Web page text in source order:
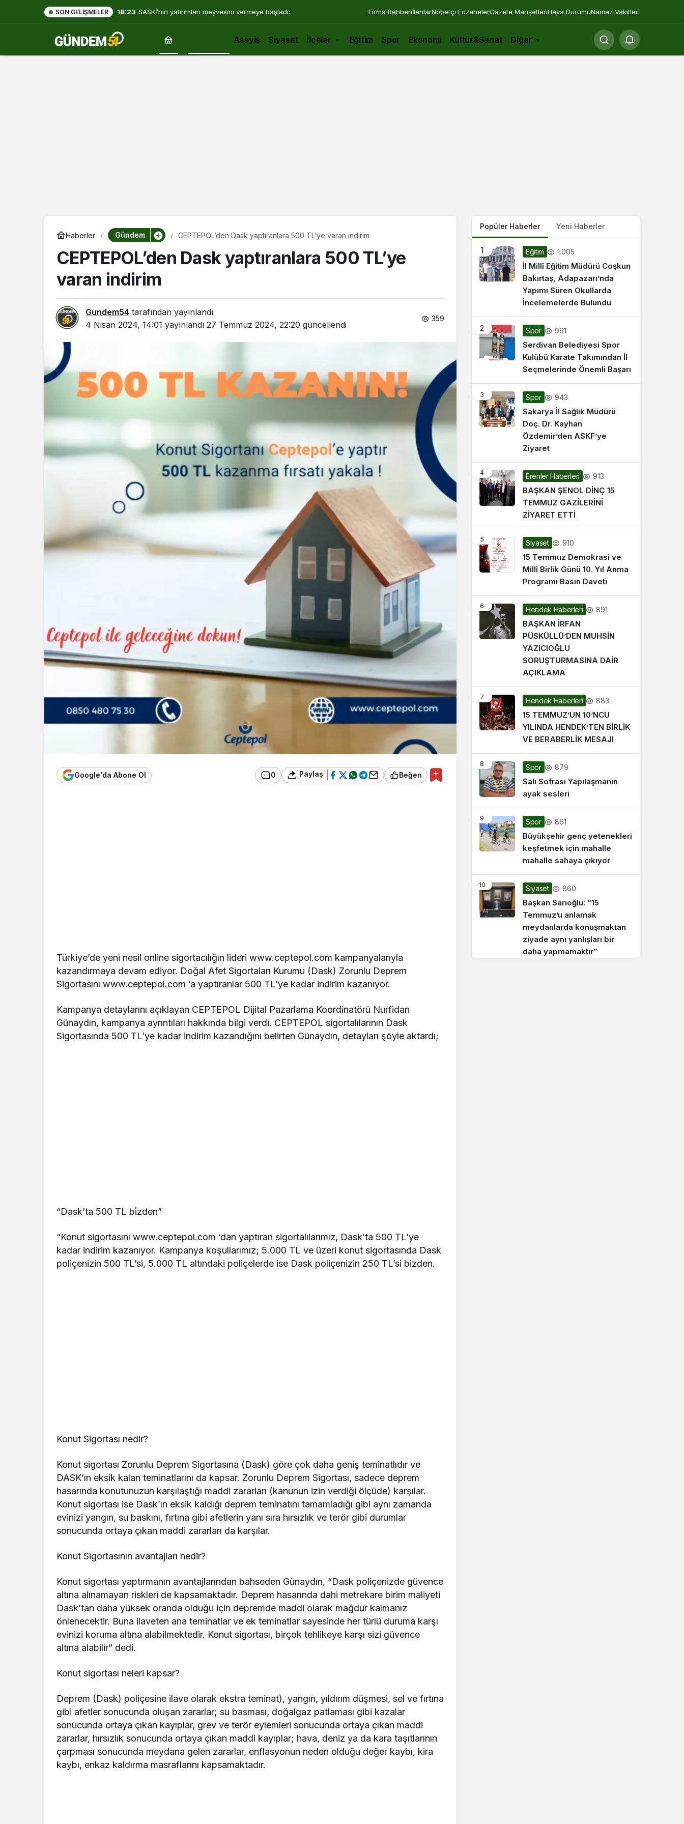
SON GELIŞMELER 18:23 SASKİ’nin yatırımları meyvesini vermeye başladı: Firma RehberiİlanlarNöbetçi EczanelerGazete ManşetleriHava DurumuNamaz Vakitleri
Asayiş Siyaset İlçeler Eğitim Spor Ekonomi Kültür&Sanat Diğer
Haberler Gündem CEPTEPOL’den Dask yaptıranlara 500 TL’ye varan indirim
CEPTEPOL’den Dask yaptıranlara 500 TL’ye
varan indirim
Gundem54 tarafından yayınlandı
4 Nisan 2024, 14:01 yayınlandı 27 Temmuz 2024, 22:20 güncellendi
359
Google'da Abone Ol 0 Paylaş Beğen
Türkiye’de yeni nesil online sigortacılığın lideri www.ceptepol.com kampanyalarıyla
kazandırmaya devam ediyor. Doğal Afet Sigortaları Kurumu (Dask) Zorunlu Deprem
Sigortasını www.ceptepol.com ’a yaptıranlar 500 TL’ye kadar indirim kazanıyor.
Kampanya detaylarını açıklayan CEPTEPOL Dijital Pazarlama Koordinatörü Nurfidan
Günaydın, kampanya ayrıntıları hakkında bilgi verdi. CEPTEPOL sigortalılarının Dask
Sigortasında 500 TL’ye kadar indirim kazandığını belirten Günaydın, detayları şöyle aktardı;
“Dask’ta 500 TL bi̇zden”
“Konut sigortasını www.ceptepol.com ‘dan yaptıran sigortalılarımız, Dask’ta 500 TL’ye
kadar indirim kazanıyor. Kampanya koşullarımız; 5.000 TL ve üzeri konut sigortasında Dask
poliçenizin 500 TL’si, 5.000 TL altındaki poliçelerde ise Dask poliçenizin 250 TL’si bizden.
Konut Sigortası nedir?
Konut sigortası Zorunlu Deprem Sigortasına (Dask) göre çok daha geniş teminatlıdır ve
DASK’ın eksik kalan teminatlarını da kapsar. Zorunlu Deprem Sigortası, sadece deprem
hasarında konutunuzun karşılaştığı maddi zararları (kanunun izin verdiği ölçüde) karşılar.
Konut sigortası ise Dask’ın eksik kaldığı deprem teminatını tamamladığı gibi aynı zamanda
evinizi yangın, su baskını, fırtına gibi afetlerin yanı sıra hırsızlık ve terör gibi durumlar
sonucunda ortaya çıkan maddi zararları da karşılar.
Konut Sigortasının avantajları nedir?
Konut sigortası yaptırmanın avantajlarından bahseden Günaydın, “Dask poliçenizde güvence
altına alınamayan riskleri de kapsamaktadır. Deprem hasarında dahi metrekare birim maliyeti
Dask’tan daha yüksek oranda olduğu için depremde maddi olarak mağdur kalmanız
önlenecektir. Buna ilaveten ana teminatlar ve ek teminatlar sayesinde her türlü duruma karşı
evinizi koruma altına alabilmektedir. Konut sigortası, birçok tehlikeye karşı sizi güvence
altına alabilir” dedi.
Konut sigortası neleri kapsar?
Deprem (Dask) poliçesine ilave olarak ekstra teminat), yangın, yıldırım düşmesi, sel ve fırtına
gibi afetler sonucunda oluşan zararlar; su basması, doğalgaz patlaması gibi kazalar
sonucunda ortaya çıkan kayıplar, grev ve terör eylemleri sonucunda ortaya çıkan maddi
zararlar, hırsızlık sonucunda ortaya çıkan maddi kayıplar; hava, deniz ya da kara taşıtlarının
çarpması sonucunda meydana gelen zararlar, enflasyonun neden olduğu değer kaybı, kira
kaybı, enkaz kaldırma masraflarını kapsamaktadır.
Popüler Haberler Yeni Haberler
1 Eğitim 1.005
İl Millî Eğitim Müdürü Coşkun
Bakırtaş, Adapazarı’nda
Yapımı Süren Okullarda
İncelemelerde Bulundu
2 Spor 991
Serdivan Belediyesi Spor
Kulübü Karate Takımından İl
Seçmelerinde Önemli Başarı
3 Spor 943
Sakarya İl Sağlık Müdürü
Doç. Dr. Kayhan
Özdemir’den ASKF’ye
Ziyaret
4 Erenler Haberleri 913
BAŞKAN ŞENOL DİNÇ 15
TEMMUZ GAZİLERİNİ
ZİYARET ETTİ
5 Siyaset 910
15 Temmuz Demokrasi ve
Millî Birlik Günü 10. Yıl Anma
Programı Basın Daveti
6 Hendek Haberleri 891
BAŞKAN İRFAN
PÜSKÜLLÜ’DEN MUHSİN
YAZICIOĞLU
SORUŞTURMASINA DAİR
AÇIKLAMA
7 Hendek Haberleri 883
15 TEMMUZ’UN 10’NCU
YILINDA HENDEK’TEN BİRLİK
VE BERABERLİK MESAJI
8 Spor 879
Salı Sofrası Yapılaşmanın
ayak sesleri
9 Spor 861
Büyükşehir genç yetenekleri
keşfetmek için mahalle
mahalle sahaya çıkıyor
10 Siyaset 860
Başkan Sarıoğlu: “15
Temmuz’u anlamak
meydanlarda konuşmaktan
ziyade aynı yanlışları bir
daha yapmamaktır”